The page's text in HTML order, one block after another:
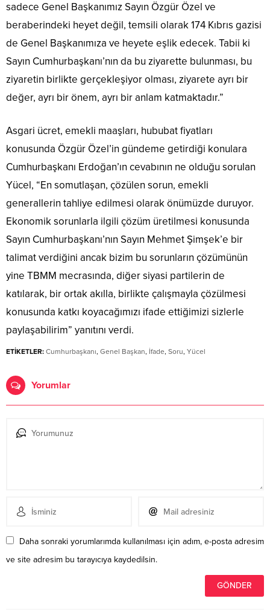
sadece Genel Başkanımız Sayın Özgür Özel ve
beraberindeki heyet değil, temsili olarak 174 Kıbrıs gazisi
de Genel Başkanımıza ve heyete eşlik edecek. Tabii ki
Sayın Cumhurbaşkanı’nın da bu ziyarette bulunması, bu
ziyaretin birlikte gerçekleşiyor olması, ziyarete ayrı bir
değer, ayrı bir önem, ayrı bir anlam katmaktadır.”
Asgari ücret, emekli maaşları, hububat fiyatları
konusunda Özgür Özel’in gündeme getirdiği konulara
Cumhurbaşkanı Erdoğan’ın cevabının ne olduğu sorulan
Yücel, “En somutlaşan, çözülen sorun, emekli
generallerin tahliye edilmesi olarak önümüzde duruyor.
Ekonomik sorunlarla ilgili çözüm üretilmesi konusunda
Sayın Cumhurbaşkanı’nın Sayın Mehmet Şimşek’e bir
talimat verdiğini ancak bizim bu sorunların çözümünün
yine TBMM mecrasında, diğer siyasi partilerin de
katılarak, bir ortak akılla, birlikte çalışmayla çözülmesi
konusunda katkı koyacağımızı ifade ettiğimizi sizlerle
paylaşabilirim” yanıtını verdi.
ETİKETLER: Cumhurbaşkanı, Genel Başkan, İfade, Soru, Yücel
Yorumlar
Daha sonraki yorumlarımda kullanılması için adım, e-posta adresim
ve site adresim bu tarayıcıya kaydedilsin.